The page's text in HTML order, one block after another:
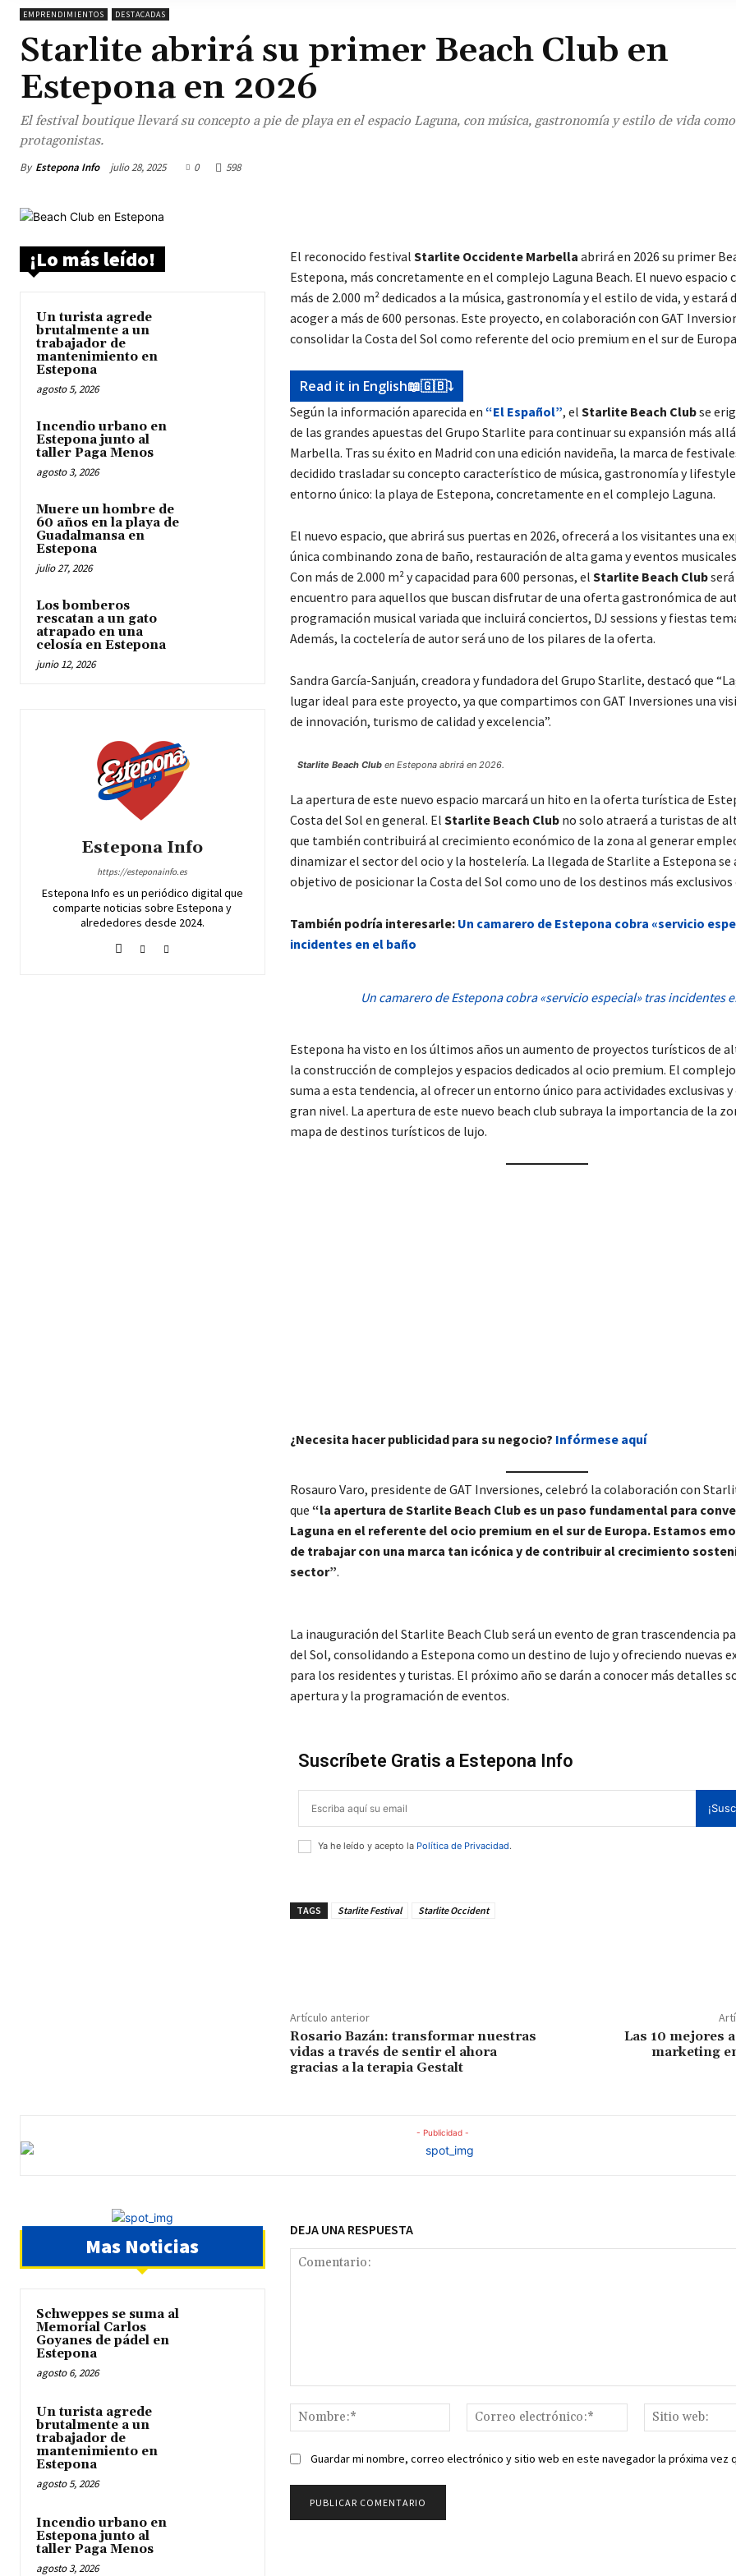
EMPRENDIMIENTOS DESTACADAS
Starlite abrirá su primer Beach Club en
Estepona en 2026
El festival boutique llevará su concepto a pie de playa en el espacio Laguna, con música, gastronomía y estilo de vida como
protagonistas.
By Estepona Info julio 28, 2025 0 598
¡Lo más leído!
Un turista agrede
brutalmente a un
trabajador de
mantenimiento en
Estepona
agosto 5, 2026
Incendio urbano en
Estepona junto al
taller Paga Menos
agosto 3, 2026
Muere un hombre de
60 años en la playa de
Guadalmansa en
Estepona
julio 27, 2026
Los bomberos
rescatan a un gato
atrapado en una
celosía en Estepona
junio 12, 2026
Estepona Info
https://esteponainfo.es
Estepona Info es un periódico digital que
comparte noticias sobre Estepona y
alrededores desde 2024.
El reconocido festival Starlite Occidente Marbella abrirá en 2026 su primer
Estepona, más concretamente en el complejo Laguna Beach. El nuevo espacio
más de 2.000 m² dedicados a la música, gastronomía y el estilo de vida, y estará
acoger a más de 600 personas. Este proyecto, en colaboración con GAT
consolidar la Costa del Sol como referente del ocio premium en el sur de
Read it in English📖🇬🇧⤵️
Según la información aparecida en “El Español”, el Starlite Beach Clubse
de las grandes apuestas del Grupo Starlite para continuar su expansión más
Marbella. Tras su éxito en Madrid con una edición navideña, la marca de
decidido trasladar su concepto característico de música, gastronomía y lifestyle
entorno único: la playa de Estepona, concretamente en el complejo Laguna.
El nuevo espacio, que abrirá sus puertas en 2026, ofrecerá a los visitantes una
única combinando zona de baño, restauración de alta gama y eventos
Con más de 2.000 m² y capacidad para 600 personas, el Starlite Beach Clubserá
encuentro para aquellos que buscan disfrutar de una oferta gastronómica de
programación musical variada que incluirá conciertos, DJ sessions y fiestas
Además, la coctelería de autor será uno de los pilares de la oferta.
Sandra García-Sanjuán, creadora y fundadora del Grupo Starlite, destacó que
lugar ideal para este proyecto, ya que compartimos con GAT Inversiones una
de innovación, turismo de calidad y excelencia”.
Starlite Beach Cluben Estepona abrirá en 2026.
La apertura de este nuevo espacio marcará un hito en la oferta turística de
Costa del Sol en general. El Starlite Beach Clubno solo atraerá a turistas de
que también contribuirá al crecimiento económico de la zona al generar
dinamizar el sector del ocio y la hostelería. La llegada de Starlite a Estepona se
objetivo de posicionar la Costa del Sol como uno de los destinos más exclusivos
También podría interesarle: Un camarero de Estepona cobra «servicio
incidentes en el baño
Un camarero de Estepona cobra «servicio especial» tras incidentes
Estepona ha visto en los últimos años un aumento de proyectos turísticos de
la construcción de complejos y espacios dedicados al ocio premium. El
suma a esta tendencia, al ofrecer un entorno único para actividades exclusivas y
gran nivel. La apertura de este nuevo beach club subraya la importancia de la
mapa de destinos turísticos de lujo.
¿Necesita hacer publicidad para su negocio? Infórmese aquí
Rosauro Varo, presidente de GAT Inversiones, celebró la colaboración con
que “la apertura de Starlite Beach Club es un paso fundamental para
Laguna en el referente del ocio premium en el sur de Europa. Estamos
de trabajar con una marca tan icónica y de contribuir al crecimiento
sector”.
La inauguración del Starlite Beach Club será un evento de gran trascendencia
del Sol, consolidando a Estepona como un destino de lujo y ofreciendo nuevas
para los residentes y turistas. El próximo año se darán a conocer más detalles
apertura y la programación de eventos.
Suscríbete Gratis a Estepona Info
Ya he leído y acepto la Política de Privacidad.
TAGS Starlite Festival Starlite Occident
Artículo anterior
Rosario Bazán: transformar nuestras
vidas a través de sentir el ahora
gracias a la terapia Gestalt
Las 10 mejores
marketing
- Publicidad -
Mas Noticias
Schweppes se suma al
Memorial Carlos
Goyanes de pádel en
Estepona
agosto 6, 2026
Un turista agrede
brutalmente a un
trabajador de
mantenimiento en
Estepona
agosto 5, 2026
Incendio urbano en
Estepona junto al
taller Paga Menos
agosto 3, 2026
DEJA UNA RESPUESTA
Nombre:*
Correo
electrónico:*
Guardar mi nombre, correo electrónico y sitio web en este navegador la próxima vez